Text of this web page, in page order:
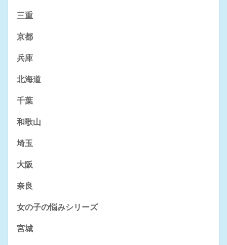
三重
京都
兵庫
北海道
千葉
和歌山
埼玉
大阪
奈良
女の子の悩みシリーズ
宮城